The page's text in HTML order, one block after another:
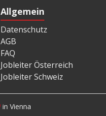
Allgemein
Datenschutz
AGB
FAQ
Jobleiter Österreich
Jobleiter Schweiz
in Vienna